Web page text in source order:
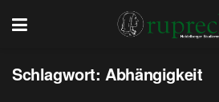
Schlagwort:Abhängigkeit